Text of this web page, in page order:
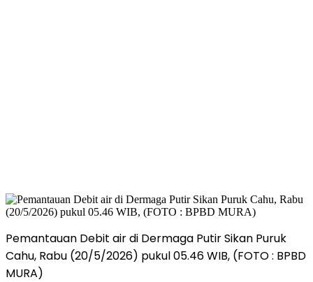
Pemantauan Debit air di Dermaga Putir Sikan Puruk
Cahu, Rabu (20/5/2026) pukul 05.46 WIB, (FOTO : BPBD
MURA)